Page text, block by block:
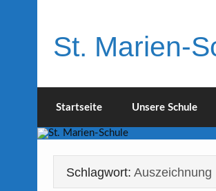
St. Marien-
Katholische
Startseite Unsere Schule
Schlagwort: Auszeichnung